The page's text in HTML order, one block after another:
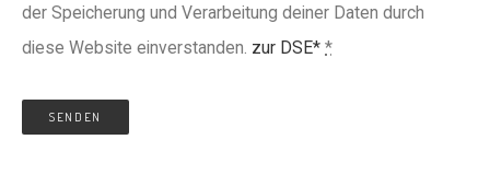
der Speicherung und Verarbeitung deiner Daten durch
diese Website einverstanden. zur DSE* *